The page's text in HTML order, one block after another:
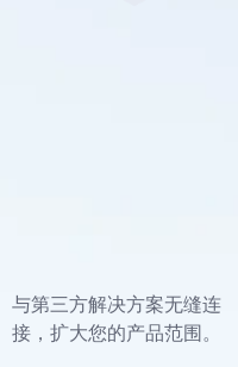
与第三方解决方案无缝连
接，扩大您的产品范围。